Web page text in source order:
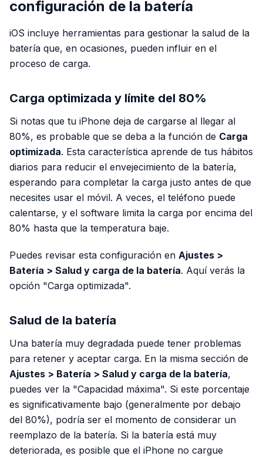
configuración de la batería
iOS incluye herramientas para gestionar la salud de la
batería que, en ocasiones, pueden influir en el
proceso de carga.
Carga optimizada y límite del 80%
Si notas que tu iPhone deja de cargarse al llegar al
80%, es probable que se deba a la función de Carga
optimizada. Esta característica aprende de tus hábitos
diarios para reducir el envejecimiento de la batería,
esperando para completar la carga justo antes de que
necesites usar el móvil. A veces, el teléfono puede
calentarse, y el software limita la carga por encima del
80% hasta que la temperatura baje.
Puedes revisar esta configuración en Ajustes >
Batería > Salud y carga de la batería. Aquí verás la
opción "Carga optimizada".
Salud de la batería
Una batería muy degradada puede tener problemas
para retener y aceptar carga. En la misma sección de
Ajustes > Batería > Salud y carga de la batería,
puedes ver la "Capacidad máxima". Si este porcentaje
es significativamente bajo (generalmente por debajo
del 80%), podría ser el momento de considerar un
reemplazo de la batería. Si la batería está muy
deteriorada, es posible que el iPhone no cargue